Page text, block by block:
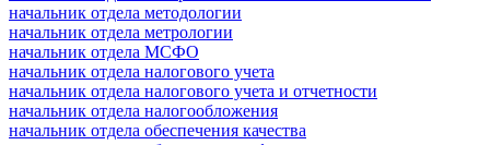
начальник отдела методологии
начальник отдела метрологии
начальник отдела МСФО
начальник отдела налогового учета
начальник отдела налогового учета и отчетности
начальник отдела налогообложения
начальник отдела обеспечения качества